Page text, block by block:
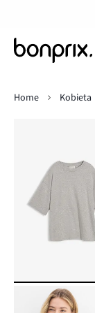
Home
Kobieta